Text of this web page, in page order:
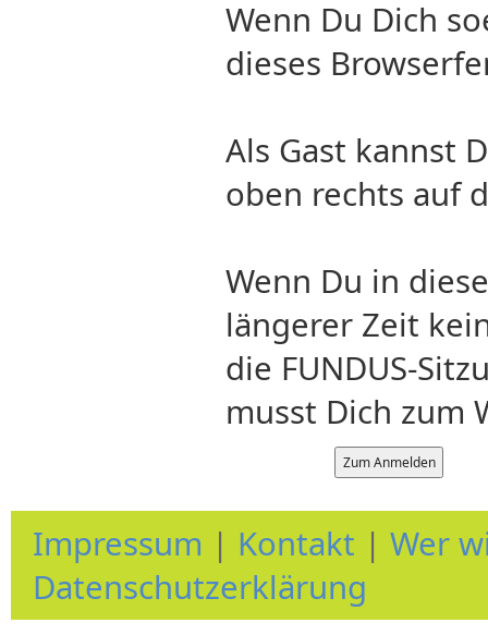
Wenn Du Dich
dieses
Als Gast kannst
oben rechts auf
Wenn Du in
längerer Zeit
die FUNDUS-
musst Dich zum
Impressum | Kontakt | Wer
Datenschutzerklärung